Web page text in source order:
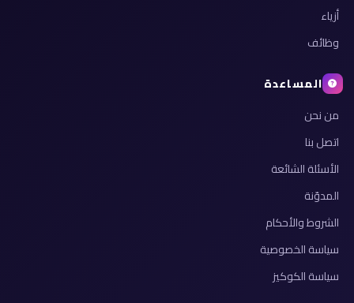
أزياء
وظائف
المساعدة
من نحن
اتصل بنا
الأسئلة الشائعة
المدوّنة
الشروط والأحكام
سياسة الخصوصية
سياسة الكوكيز